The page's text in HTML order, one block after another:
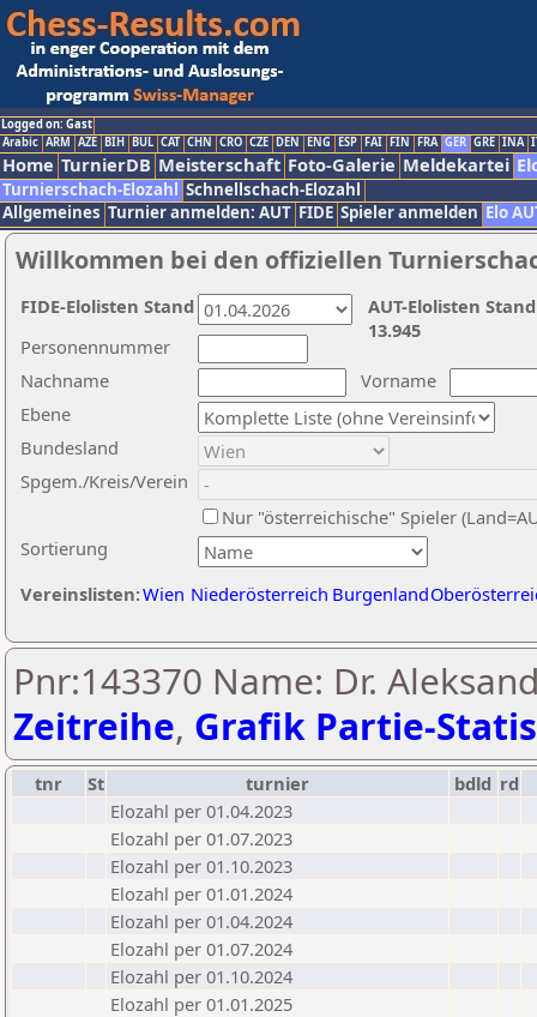
Logged on: Gast
Arabic ARM AZE BIH BUL CAT CHN CRO CZE DEN ENG ESP FAI FIN FRA GER GRE INA
Home TurnierDB Meisterschaft Foto-Galerie Meldekartei
Turnierschach-Elozahl Schnellschach-Elozahl
Allgemeines Turnier anmelden: AUT FIDE Spieler anmelden Elo
Willkommen bei den offiziellen
Nachname
Vorname
Ebene
Sortierung
Personennummer
Bundesland
Spgem./Kreis/Verein
Nur "österreichische" Spieler
Vereinslisten:Wien Niederösterreich Burgenland
AUT-Elolisten
13.945
FIDE-Elolisten Stand
Pnr:143370 Name: Dr.
Zeitreihe, Grafik Partie-
tnr St turnier bdld rd
Elozahl per 01.04.2023
Elozahl per 01.07.2023
Elozahl per 01.10.2023
Elozahl per 01.01.2024
Elozahl per 01.04.2024
Elozahl per 01.07.2024
Elozahl per 01.10.2024
Elozahl per 01.01.2025